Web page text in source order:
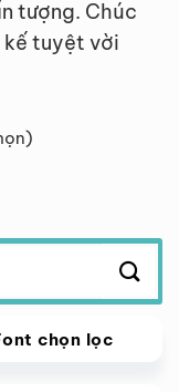
tượng. Chúc
tuyệt vời
chọn lọc